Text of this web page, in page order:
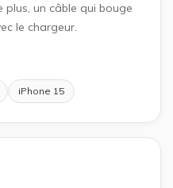
plus, un câble qui bouge
le chargeur.
iPhone 15